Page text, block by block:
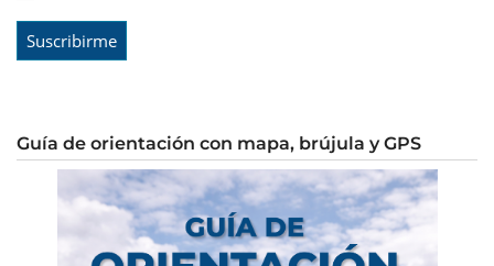
Guía de orientación con mapa, brújula y GPS